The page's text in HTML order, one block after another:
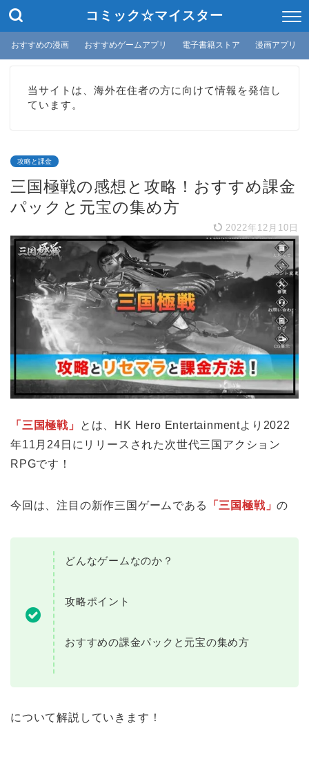
コミック☆マイスター
おすすめの漫画 おすすめゲームアプリ 電子書籍ストア 漫画アプリ
当サイトは、海外在住者の方に向けて情報を発信し
ています。
攻略と課金
三国極戦の感想と攻略！おすすめ課金
パックと元宝の集め方
2022年12月10日
「三国極戦」
とは、HK Hero Entertainmentより2022
年11月24日にリリースされた次世代三国アクション
RPGです！
今回は、注目の新作三国ゲームである 「三国極戦」の
どんなゲームなのか？
攻略ポイント
おすすめの課金パックと元宝の集め方
について解説していきます！